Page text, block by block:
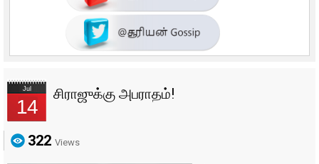
Jul
14
சிராஜுக்கு அபராதம்!
322 Views